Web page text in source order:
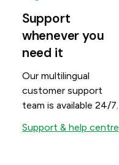
Support
whenever you
need it
Our multilingual
customer support
team is available 24/7.
Support & help centre